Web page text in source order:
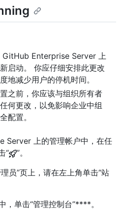
GitHub Enterprise Server 上
启动。 你应仔细安排此更改
地减少用户的停机时间。
之前，你应该与组织所有者
何更改，以免影响企业中组
配置。
Server 上的管理帐户中，在任
“
”。
员”页上，请在左上角单击“站
，单击“管理控制台”****。